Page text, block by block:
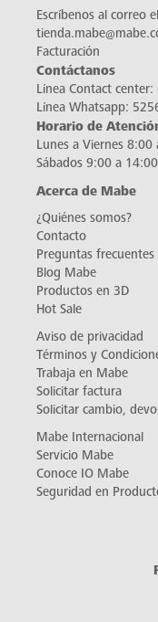
Escríbenos al correo
Facturación
Contáctanos
Línea Contact center:
Línea Whatsapp:
Horario de
Lunes a Viernes 8:00
Sábados 9:00 a 14:00
Acerca de Mabe
¿Quiénes somos?
Contacto
Preguntas frecuentes
Blog Mabe
Productos en 3D
Hot Sale
Aviso de privacidad
Términos y
Trabaja en Mabe
Solicitar factura
Solicitar cambio,
Mabe Internacional
Servicio Mabe
Conoce IO Mabe
Seguridad en